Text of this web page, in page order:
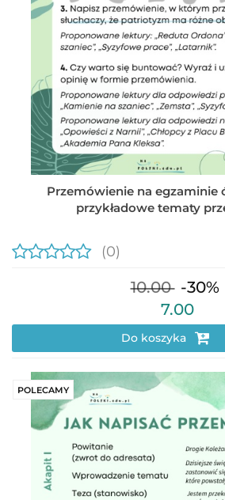
Przemówienie na egzaminie
przykładowe tematy
(0)
10.00 -30%
7.00
Do koszyka
POLECAMY